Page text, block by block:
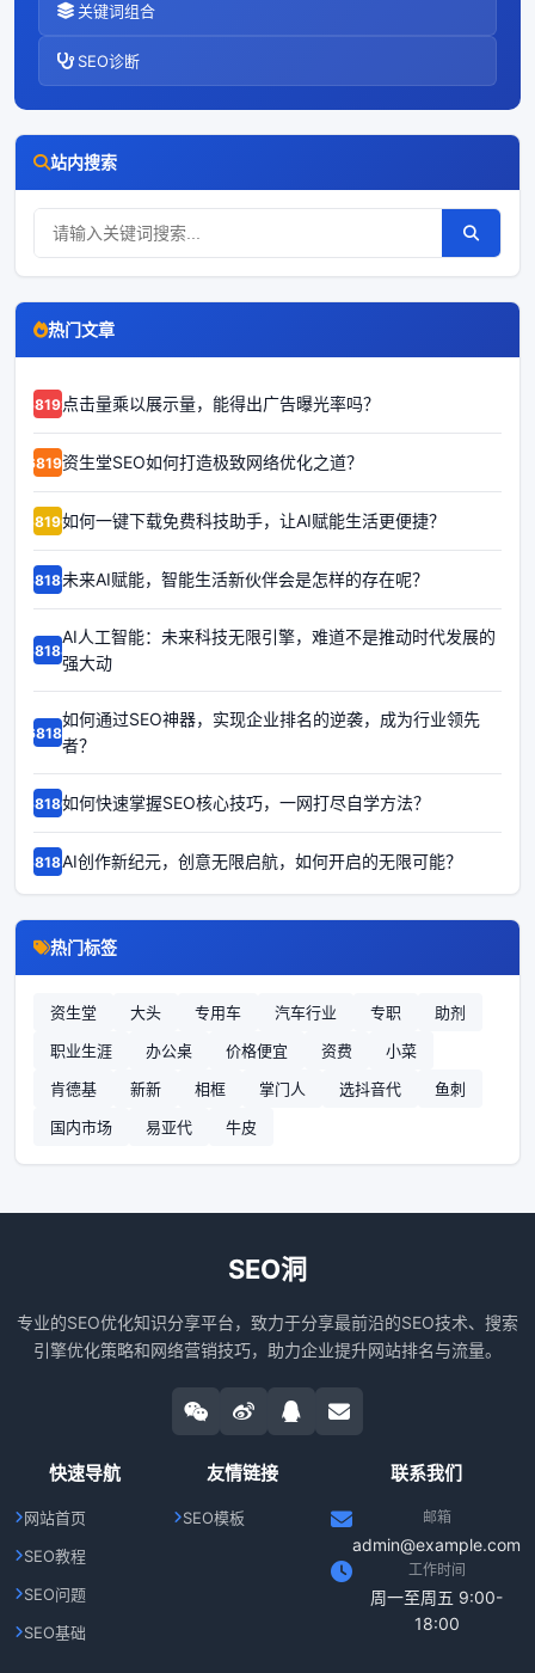
关键词组合
SEO诊断
站内搜索
热门文章
68192点击量乘以展示量，能得出广告曝光率吗？
68191资生堂SEO如何打造极致网络优化之道？
68190如何一键下载免费科技助手，让AI赋能生活更便捷？
68189未来AI赋能，智能生活新伙伴会是怎样的存在呢？
68188
AI人工智能：未来科技无限引擎，难道不是推动时代发展的
强大动
68187
如何通过SEO神器，实现企业排名的逆袭，成为行业领先
者？
68186如何快速掌握SEO核心技巧，一网打尽自学方法？
68185AI创作新纪元，创意无限启航，如何开启的无限可能？
热门标签
资生堂 大头 专用车 汽车行业 专职
助剂
职业生涯
办公桌 价格便宜 资费
小菜
肯德基
新新 相框 掌门人 选抖音代
鱼刺
国内市场
易亚代 牛皮
SEO洞
专业的SEO优化知识分享平台，致力于分享最前沿的SEO技术、搜索
引擎优化策略和网络营销技巧，助力企业提升网站排名与流量。
快速导航
网站首页
SEO教程
SEO问题
SEO基础
友情链接
SEO模板
联系我们
邮箱
admin@example.com
工作时间
周一至周五 9:00-
18:00